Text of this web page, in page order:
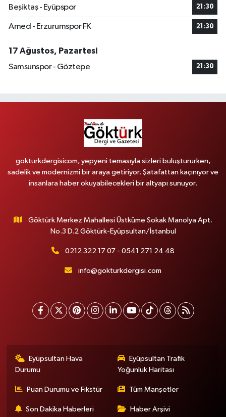
Beşiktaş - Eyüpspor 21:30
Amed - Erzurumspor FK 21:30
17 Ağustos, Pazartesi
Samsunspor - Göztepe
21:30
gokturkdergisicom, yepyeni temasıyla sizleri buluştururken,
sadelik ve modernizmi bir araya getiriyor. Şatafattan kaçınıyor ve
insanlara haber okuyabilecekleri bir altyapı sunuyor.
Göktürk Merkez Mahallesi Üstküme Sokak Manolya Apt.
No.3 D.2 Göktürk-Eyüpsultan/İstanbul
0212 322 17 07 - 0541 271 24 48
info@gokturkdergisi.com
Eyüpsultan Hava
Durumu
Eyüpsultan Trafik
Yoğunluk Haritası
Puan Durumu ve Fikstür Tüm Manşetler
Son Dakika Haberleri Haber Arşivi